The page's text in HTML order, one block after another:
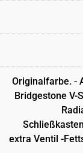
Originalfarbe. -
Bridgestone V-
extra Ventil -